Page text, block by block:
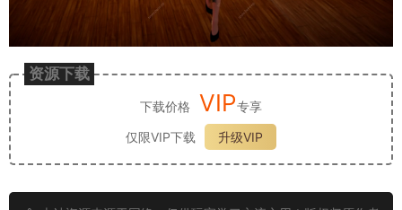
资源下载
下载价格 VIP专享
仅限VIP下载
升级VIP